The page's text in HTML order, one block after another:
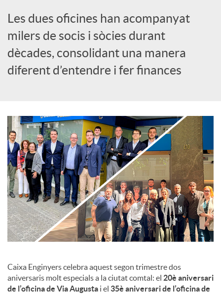
d
o
r
e
c
o
n
t
Les dues oficines han acompanyat
milers de socis i sòcies durant
dècades, consolidant una manera
diferent d’entendre i fer finances
Caixa Enginyers celebra aquest segon trimestre dos
aniversaris molt especials a la ciutat comtal: el 20è aniversari
de l’oficina de Via Augusta i el 35è aniversari de l’oficina de